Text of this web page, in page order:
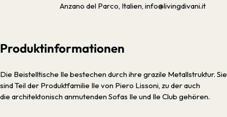
Anzano del Parco, Italien, info@livingdivani.it
Produktinformationen
Die Beistelltische Ile bestechen durch ihre grazile Metallstruktur. Sie
sind Teil der Produktfamilie Ile von Piero Lissoni, zu der auch
die architektonisch anmutenden Sofas Ile und Ile Club gehören.